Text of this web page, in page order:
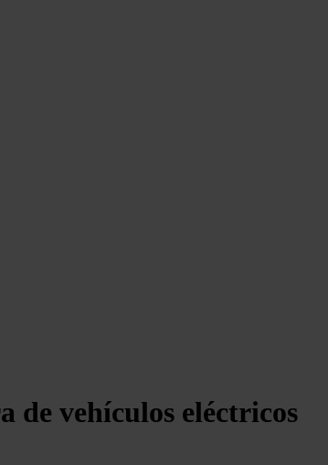
de vehículos eléctricos